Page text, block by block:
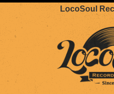
LocoSoul